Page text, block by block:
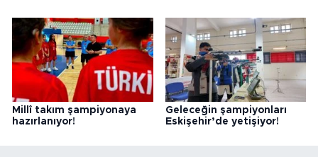
Millî takım şampiyonaya
hazırlanıyor!
Geleceğin şampiyonları
Eskişehir’de yetişiyor!